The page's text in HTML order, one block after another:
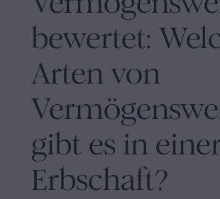
Inhaltsprozess
Personalizar
cookies
Folgen
uns
bewertet:
Arten von
gibt es in
Erbschaft?